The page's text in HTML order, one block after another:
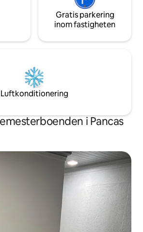
Gratis parkering
inom fastigheten
Luftkonditionering
i Pancas